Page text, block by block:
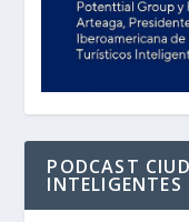
PODCAST
INTELIGENTES